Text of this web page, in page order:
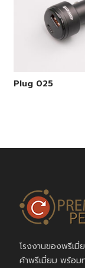
Plug 025
โรงงานของพรีเมี่
ค้าพรีเมี่ยม พร้อม